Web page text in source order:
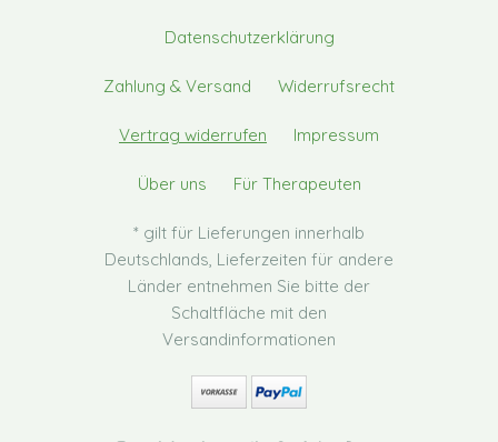
Datenschutzerklärung
Zahlung & Versand Widerrufsrecht
Vertrag widerrufen Impressum
Über uns Für Therapeuten
* gilt für Lieferungen innerhalb
Deutschlands, Lieferzeiten für andere
Länder entnehmen Sie bitte der
Schaltfläche mit den
Versandinformationen